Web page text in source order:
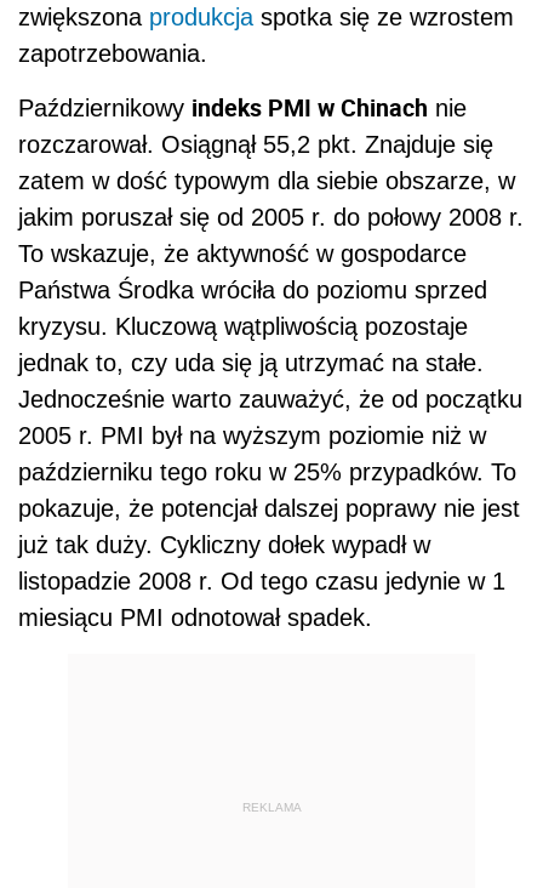
zwiększona produkcja spotka się ze wzrostem
zapotrzebowania.
Październikowy indeks PMI w Chinach nie
rozczarował. Osiągnął 55,2 pkt. Znajduje się
zatem w dość typowym dla siebie obszarze, w
jakim poruszał się od 2005 r. do połowy 2008 r.
To wskazuje, że aktywność w gospodarce
Państwa Środka wróciła do poziomu sprzed
kryzysu. Kluczową wątpliwością pozostaje
jednak to, czy uda się ją utrzymać na stałe.
Jednocześnie warto zauważyć, że od początku
2005 r. PMI był na wyższym poziomie niż w
październiku tego roku w 25% przypadków. To
pokazuje, że potencjał dalszej poprawy nie jest
już tak duży. Cykliczny dołek wypadł w
listopadzie 2008 r. Od tego czasu jedynie w 1
miesiącu PMI odnotował spadek.
REKLAMA